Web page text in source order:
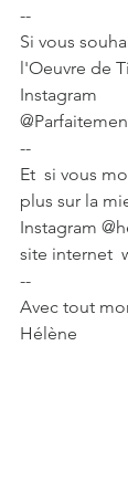
--
Si vous
l'Oeuvre de
Instagram
--
Et  si vous
plus sur la
Instagram
site internet
--
Avec tout
Hélène